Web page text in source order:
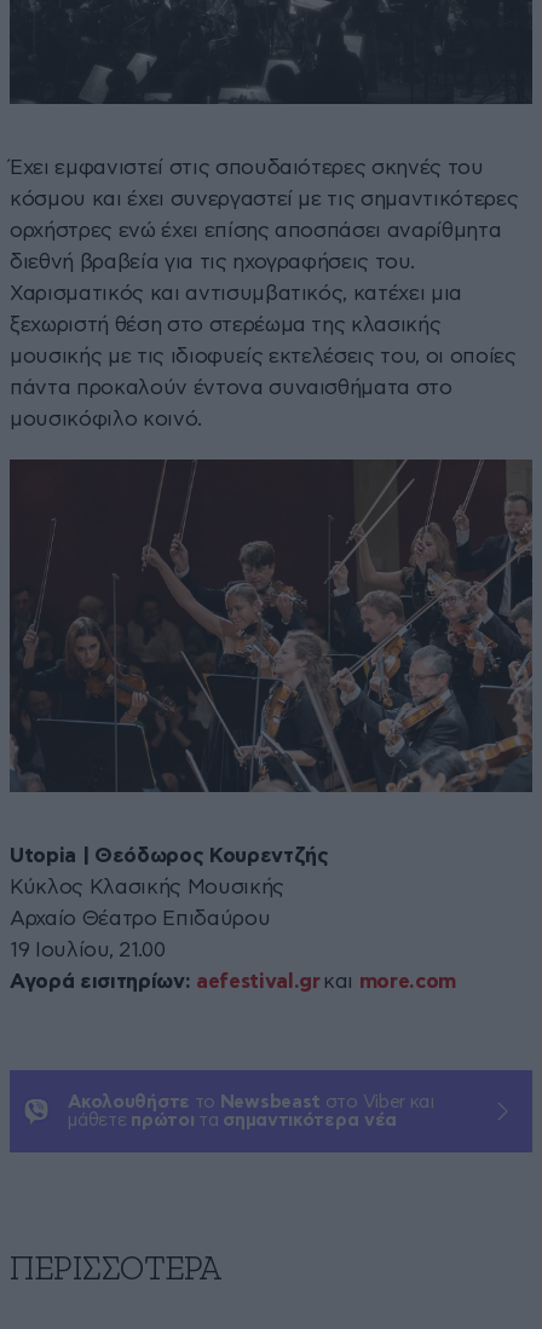
Έχει εμφανιστεί στις σπουδαιότερες σκηνές του
κόσμου και έχει συνεργαστεί με τις σημαντικότερες
ορχήστρες ενώ έχει επίσης αποσπάσει αναρίθμητα
διεθνή βραβεία για τις ηχογραφήσεις του.
Χαρισματικός και αντισυμβατικός, κατέχει μια
ξεχωριστή θέση στο στερέωμα της κλασικής
μουσικής με τις ιδιοφυείς εκτελέσεις του, οι οποίες
πάντα προκαλούν έντονα συναισθήματα στο
μουσικόφιλο κοινό.
Utopia | Θεόδωρος Κουρεντζής
Κύκλος Κλασικής Μουσικής
Αρχαίο Θέατρο Επιδαύρου
19 Ιουλίου, 21.00
Αγορά εισιτηρίων: aefestival.grκαι more.com
Ακολουθήστε το Newsbeast στο Viber και
μάθετε πρώτοι τα σημαντικότερα νέα
ΠΕΡΙΣΣΟΤΕΡΑ